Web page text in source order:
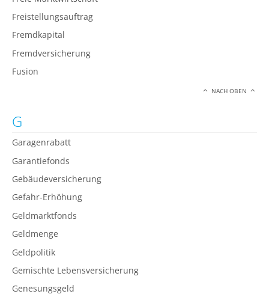
Freistellungsauftrag
Fremdkapital
Fremdversicherung
Fusion
NACH OBEN
G
Garagenrabatt
Garantiefonds
Gebäudeversicherung
Gefahr-Erhöhung
Geldmarktfonds
Geldmenge
Geldpolitik
Gemischte Lebensversicherung
Genesungsgeld